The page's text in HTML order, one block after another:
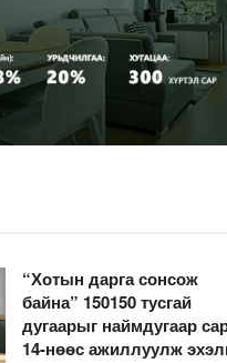
“Хотын дарга сонсож
байна” 150150 тусгай
дугаарыг наймдугаар
14-нөөс ажиллуулж